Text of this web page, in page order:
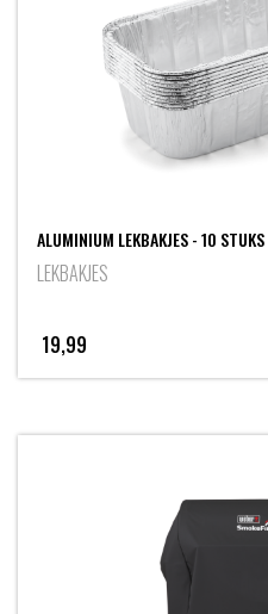
ALUMINIUM LEKBAKJES - 10
LEKBAKJES
19,99